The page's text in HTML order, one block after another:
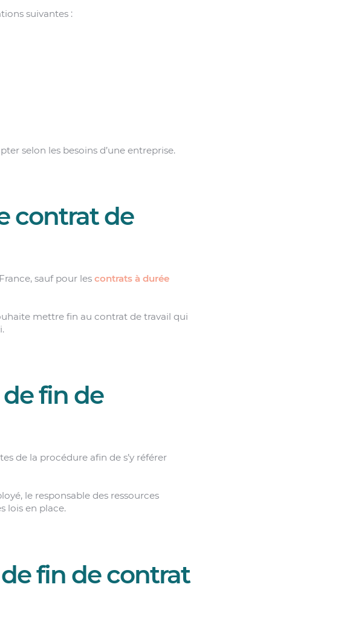
suivantes :
selon les besoins d’une entreprise.
contrat de
sauf pour lescontrats à durée
mettre fin au contrat de travail qui
fin de
de la procédure afin de s’y référer
le responsable des ressources
lois en place.
fin de contrat